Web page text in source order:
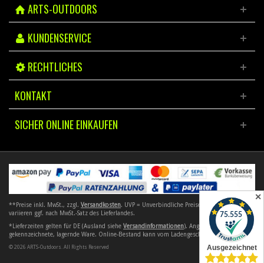
ARTS-OUTDOORS
KUNDENSERVICE
RECHTLICHES
KONTAKT
SICHER ONLINE EINKAUFEN
**Preise inkl. MwSt., zzgl. Versandkosten. UVP = Unverbindliche Preisempfehlung. Preise
variieren ggf. nach MwSt.-Satz des Lieferlandes.
*Lieferzeiten gelten für DE (Ausland siehe Versandinformationen). Angebote gelten nur für
gekennzeichnete, lagernde Ware. Online-Bestand kann vom Ladengeschäft abweichen.
© 2026 ARTS-Outdoors. All Rights Reserved
✕